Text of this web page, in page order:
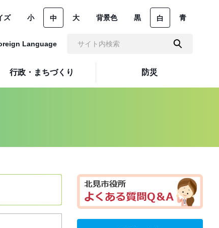
行政・まちづくり 防災
ズ 小 中 大 背景色 黒 白 青
Language